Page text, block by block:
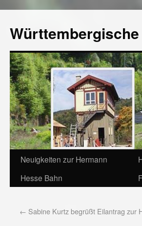
Neuigkeiten zur Hermann
Hesse Bahn
← Sabine Kurtz begrüßt Eilantrag zur